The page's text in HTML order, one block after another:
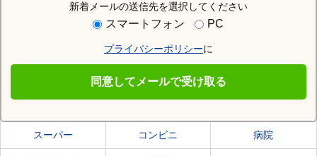
新着メールの送信先を選択してください
スマートフォン PC
プライバシーポリシーに
同意してメールで受け取る
住む街研究所で石狩郡当別町の情報を見る
石狩郡当別町の施設一覧
スーパー コンビニ 病院